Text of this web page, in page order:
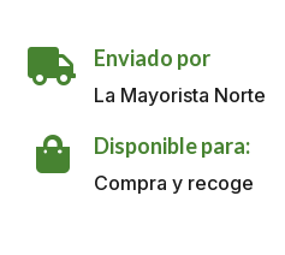
Colina
X340
cantidad
 Enviado por
La Mayorista Norte
 Disponible para:
Compra y recoge